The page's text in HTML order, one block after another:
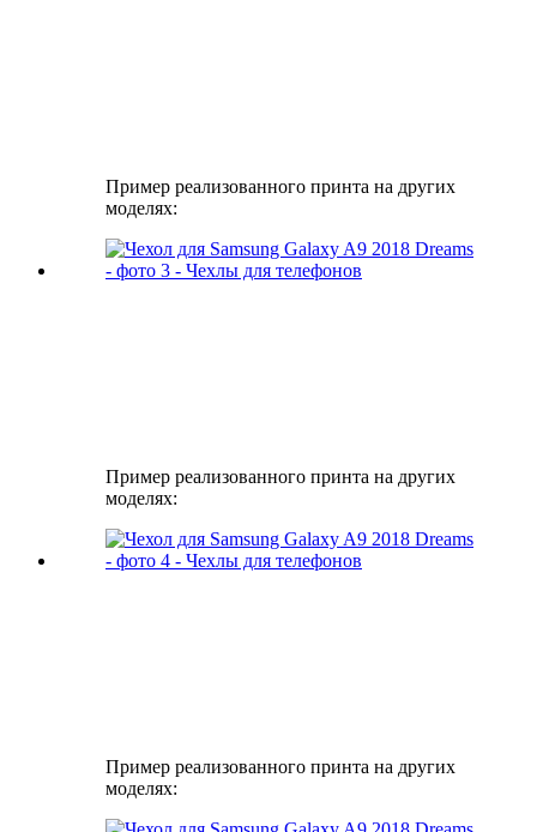
Пример реализованного принта на других
моделях:
Пример реализованного принта на других
моделях:
Пример реализованного принта на других
моделях: